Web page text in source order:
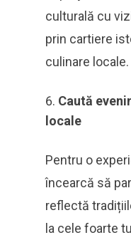
culturală cu
prin cartiere
culinare locale.
Caută
locale
Pentru o
încearcă să
reflectă
la cele foarte